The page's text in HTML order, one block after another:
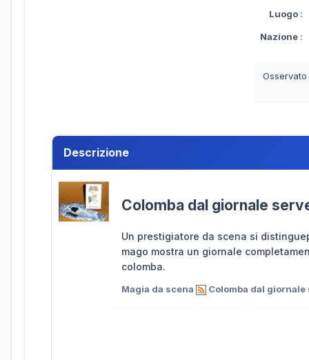
Luogo :
Nazione :
Descrizione
Colomba dal giornale
Un prestigiatore da scena si
mago mostra un giornale
colomba.
Magia da scena Colomba dal